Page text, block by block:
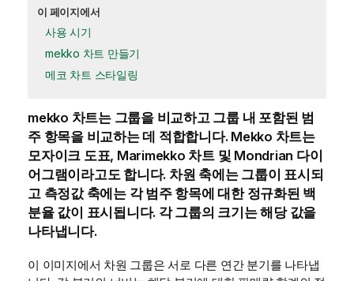
이 페이지에서
사용 시기
mekko 차트 만들기
메코 차트 스타일링
mekko 차트는 그룹을 비교하고 그룹 내 포함된 범
주 항목을 비교하는 데 적합합니다. Mekko 차트는
모자이크 도표, Marimekko 차트 및 Mondrian 다이
어그램이라고도 합니다. 차원 축에는 그룹이 표시되
고 측정값 축에는 각 범주 항목에 대한 정규화된 백
분율 값이 표시됩니다. 각 그룹의 크기는 해당 값을
나타냅니다.
이 이미지에서 차원 그룹은 서로 다른 연간 분기를 나타냅